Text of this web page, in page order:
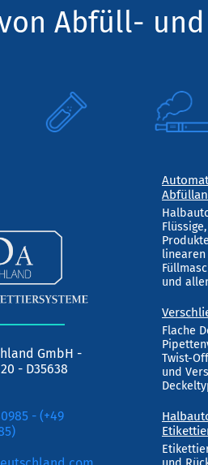
Abfüll-
GmbH -
- D35638
- (+49
und
Flache
Twist-
und